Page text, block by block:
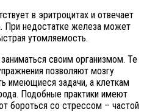
в эритроцитах и отвечает
При недостатке железа может
утомляемость.
своим организмом. Те
позволяют мозгу
имеющиеся задачи, а клеткам
Подобные практики имеют
бороться со стрессом – частой